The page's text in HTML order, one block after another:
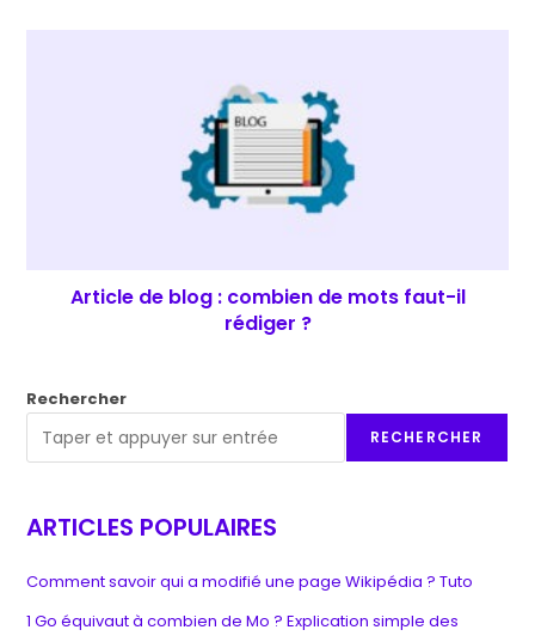
Article de blog : combien de mots faut-il
rédiger ?
Rechercher
RECHERCHER
ARTICLES POPULAIRES
Comment savoir qui a modifié une page Wikipédia ? Tuto
1 Go équivaut à combien de Mo ? Explication simple des